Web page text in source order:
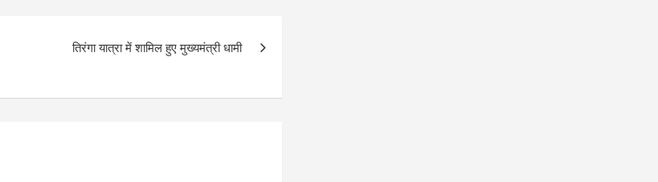
तिरंगा यात्रा में शामिल हुए मुख्यमंत्री धामी